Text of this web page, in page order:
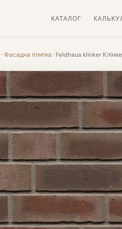
КАТАЛОГ
·Фасадна плитка · Feldhaus klinker